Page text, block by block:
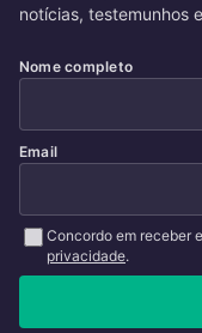
notícias, testemunhos
Nome completo
Email
Concordo em receber
privacidade.